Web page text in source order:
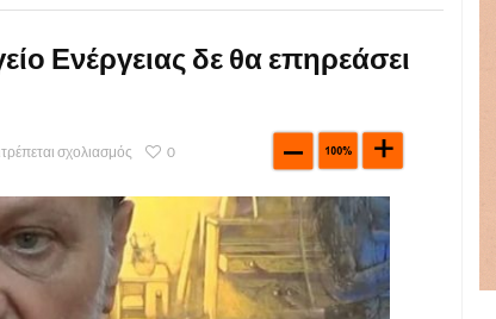
Ενέργειας δε θα επηρεάσει
σχολιασμός 0